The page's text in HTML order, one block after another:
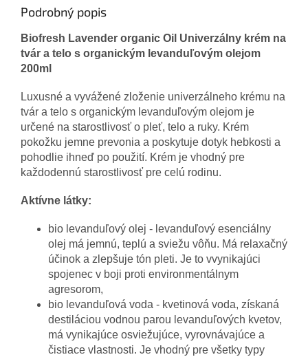
Podrobný popis
Biofresh Lavender organic Oil Univerzálny krém na
tvár a telo s organickým levanduľovým olejom
200ml
Luxusné a vyvážené zloženie univerzálneho krému na
tvár a telo s organickým levanduľovým olejom je
určené na starostlivosť o pleť, telo a ruky. Krém
pokožku jemne prevonia a poskytuje dotyk hebkosti a
pohodlie ihneď po použití. Krém je vhodný pre
každodennú starostlivosť pre celú rodinu.
Aktívne látky:
bio levanduľový olej - levanduľový esenciálny
olej má jemnú, teplú a sviežu vôňu. Má relaxačný
účinok a zlepšuje tón pleti. Je to vvynikajúci
spojenec v boji proti environmentálnym
agresorom,
bio levanduľová voda - kvetinová voda, získaná
destiláciou vodnou parou levanduľových kvetov,
má vynikajúce osviežujúce, vyrovnávajúce a
čistiace vlastnosti. Je vhodný pre všetky typy